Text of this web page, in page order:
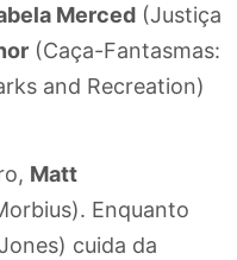
Merced (Justiça
(Caça-Fantasmas:
and Recreation)
Matt
Enquanto
cuida da